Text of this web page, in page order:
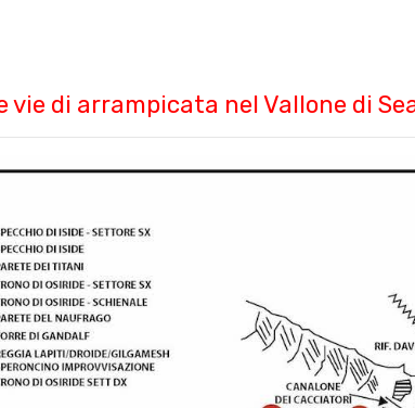
vie di arrampicata nel Vallone di